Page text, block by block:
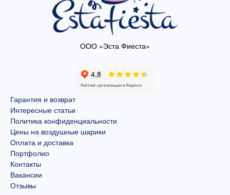
ООО «Эста Фиеста»
Гарантия и возврат
Интересные статьи
Политика конфиденциальности
Цены на воздушные шарики
Оплата и доставка
Портфолио
Контакты
Вакансии
Отзывы